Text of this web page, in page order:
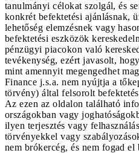
tanulmányi célokat szolgál, és
konkrét befektetési ajánlásnak,
lehetőség elemzésnek vagy
befektetési eszközök
pénzügyi piacokon való
tevékenység, ezért javasolt,
mint amennyit megengedhet
Finance j.s.a. nem nyújtja a
törvény) által felsorolt
Az ezen az oldalon található
országokban vagy
ilyen terjesztés vagy
törvényekkel vagy
nem brókercég, és nem fogad el